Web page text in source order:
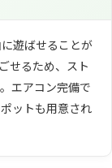
遊ばせることが
せるため、スト
エアコン完備で
ットも用意され